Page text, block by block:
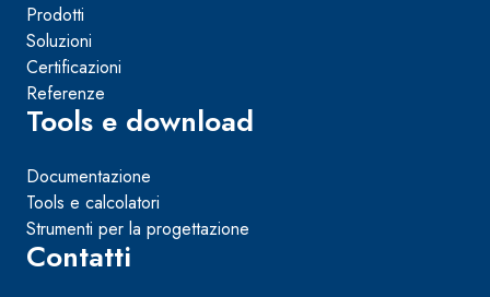
Prodotti
Soluzioni
Certificazioni
Referenze
Tools e download
Documentazione
Tools e calcolatori
Strumenti per la progettazione
Contatti